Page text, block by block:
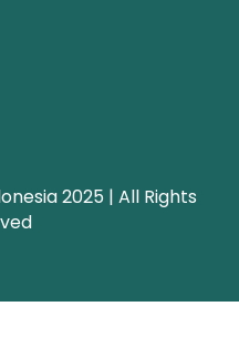
2025 | All Rights